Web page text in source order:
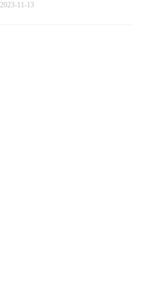
求更多高质量创新发展机遇。
2023-11-13